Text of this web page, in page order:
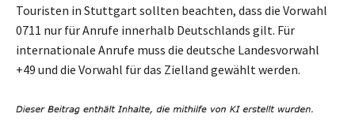
Touristen in Stuttgart sollten beachten, dass die Vorwahl
0711 nur für Anrufe innerhalb Deutschlands gilt. Für
internationale Anrufe muss die deutsche Landesvorwahl
+49 und die Vorwahl für das Zielland gewählt werden.